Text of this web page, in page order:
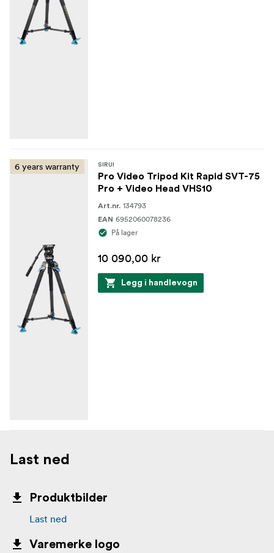
6 years warranty SIRUI
Pro Video Tripod Kit Rapid SVT-75
Pro + Video Head VHS10
Art.nr. 134793
EAN 6952060078236
På lager
10 090,00 kr
Legg i handlevogn
Last ned
Produktbilder
Last ned
Varemerke logo